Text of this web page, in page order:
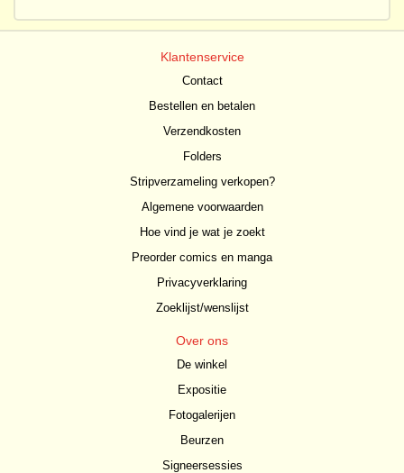
Klantenservice
Contact
Bestellen en betalen
Verzendkosten
Folders
Stripverzameling verkopen?
Algemene voorwaarden
Hoe vind je wat je zoekt
Preorder comics en manga
Privacyverklaring
Zoeklijst/wenslijst
Over ons
De winkel
Expositie
Fotogalerijen
Beurzen
Signeersessies